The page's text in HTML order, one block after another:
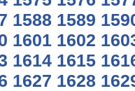
1588 1589
1601 1602
1614 1615
1627 1628